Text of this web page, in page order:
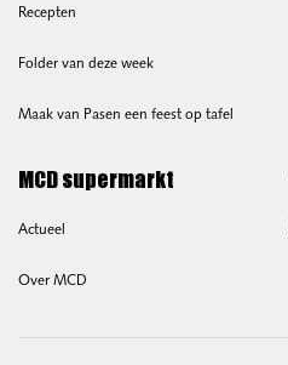
Recepten
Folder van deze week
Maak van Pasen een feest op tafel
MCD supermarkt
Actueel
Over MCD